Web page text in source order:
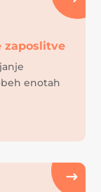
zaposlitve
enotah